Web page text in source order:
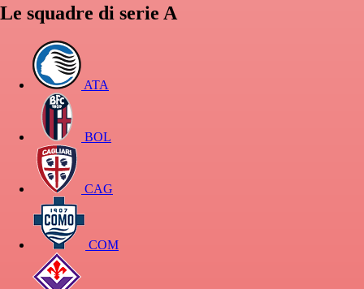
Le squadre di serie A
ATA
BOL
CAG
COM